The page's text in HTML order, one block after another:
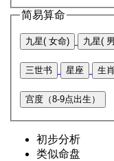
简易算命
九星( 女命) 九星(
三世书 星座 生肖
宫度（8-9点出生）
初步分析
类似命盘